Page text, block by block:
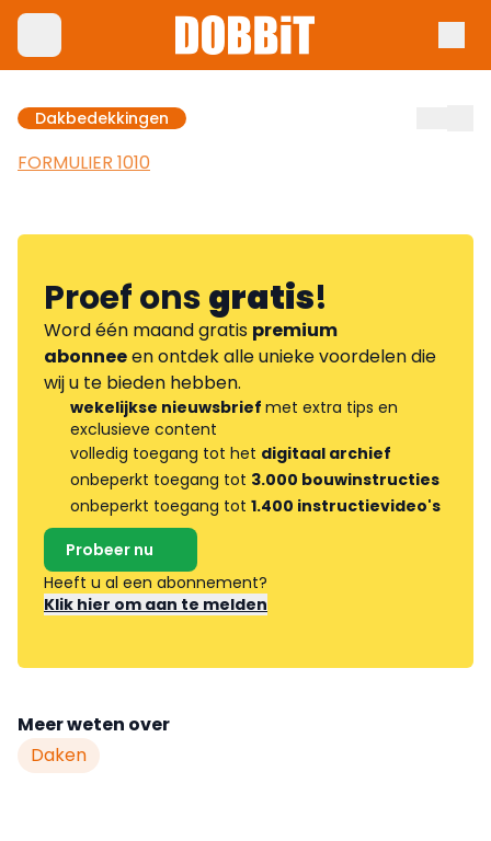
Dakbedekkingen
FORMULIER 1010
Proef onsgratis!
Word één maand gratis premium
abonneeen ontdek alle unieke voordelen die
wij u te bieden hebben.
wekelijkse nieuwsbrief met extra tips en
exclusieve content
volledig toegang tot het digitaal archief
onbeperkt toegang tot 3.000 bouwinstructies
onbeperkt toegang tot 1.400 instructievideo's
Probeer nu
Heeft u al een abonnement?
Klik hier om aan te melden
Meer weten over
Daken